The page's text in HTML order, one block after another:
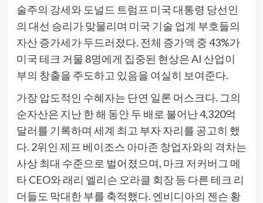
술주의 강세와 도널드 트럼프 미국 대통령 당선인
의 대선 승리가 맞물리며 미국 기술 업계 부호들의
자산 증가세가 두드러졌다. 전체 증가액 중 43%가
미국 테크 거물 8명에게 집중된 현상은 AI 산업이
부의 창출을 주도하고 있음을 여실히 보여준다.
가장 압도적인 수혜자는 단연 일론 머스크다. 그의
순자산은 지난 한 해 동안 두 배로 불어난 4,320억
달러를 기록하며 세계 최고 부자 자리를 공고히 했
다. 2위인 제프 베이조스 아마존 창업자와의 격차는
사상 최대 수준으로 벌어졌으며, 마크 저커버그 메
타 CEO와 래리 엘리슨 오라클 회장 등 다른 테크 리
더들도 막대한 부를 축적했다. 엔비디아의 젠슨 황